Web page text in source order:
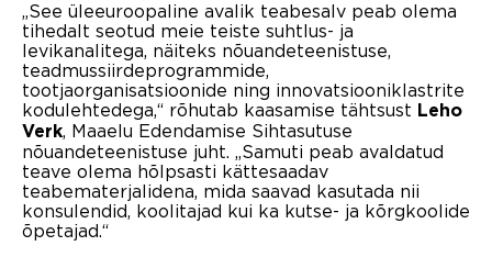
„See üleeuroopaline avalik teabesalv peab olema
tihedalt seotud meie teiste suhtlus- ja
levikanalitega, näiteks nõuandeteenistuse,
teadmussiirdeprogrammide,
tootjaorganisatsioonide ning innovatsiooniklastrite
kodulehtedega,“ rõhutab kaasamise tähtsust Leho
Verk, Maaelu Edendamise Sihtasutuse
nõuandeteenistuse juht. „Samuti peab avaldatud
teave olema hõlpsasti kättesaadav
teabematerjalidena, mida saavad kasutada nii
konsulendid, koolitajad kui ka kutse- ja kõrgkoolide
õpetajad.“